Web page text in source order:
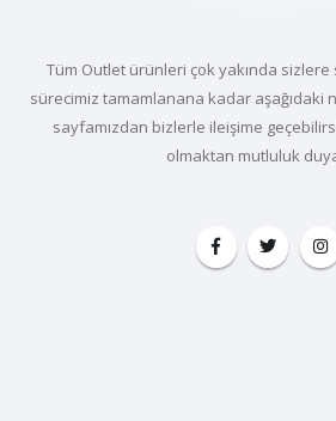
Tüm Outlet ürünleri çok yakında sizlere
sürecimiz tamamlanana kadar aşağıdaki
sayfamızdan bizlerle ileişime
olmaktan mutluluk